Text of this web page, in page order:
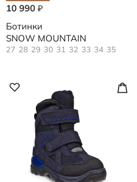
10 990 ₽
Ботинки
SNOW MOUNTAIN
27 28 29 30 31 32 33 34 35